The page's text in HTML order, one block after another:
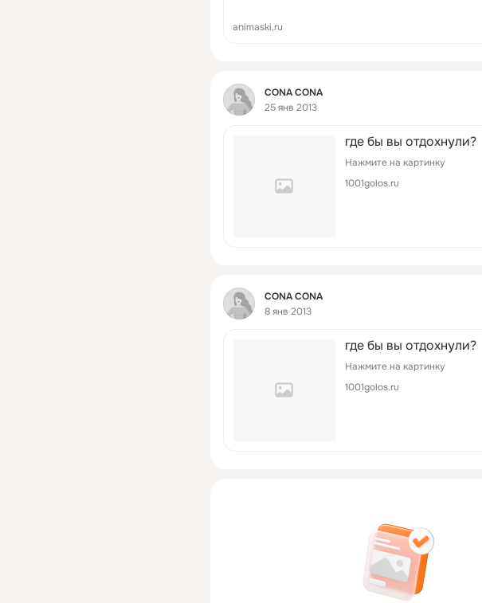
animaski.ru
Фид
CONA CONA
25 янв 2013
где бы вы отдохнули?
Нажмите на картинку
1001golos.ru
Фид
CONA CONA
8 янв 2013
где бы вы отдохнули?
Нажмите на картинку
1001golos.ru